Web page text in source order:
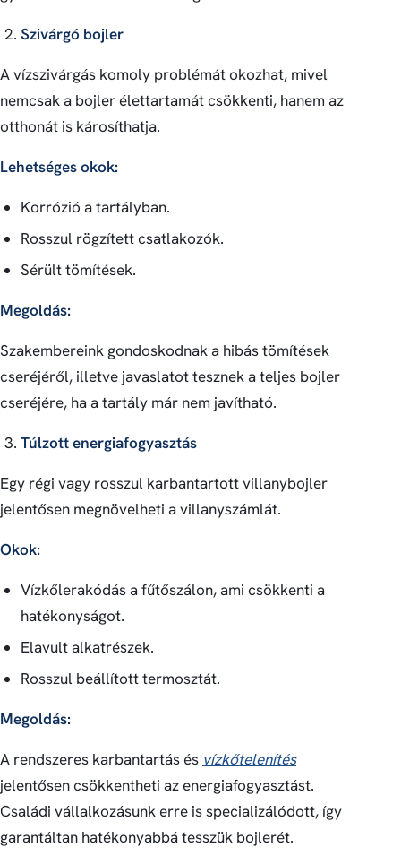
Szivárgó bojler
A vízszivárgás komoly problémát okozhat, mivel
nemcsak a bojler élettartamát csökkenti, hanem az
otthonát is károsíthatja.
Lehetséges okok:
Korrózió a tartályban.
Rosszul rögzített csatlakozók.
Sérült tömítések.
Megoldás:
Szakembereink gondoskodnak a hibás tömítések
cseréjéről, illetve javaslatot tesznek a teljes bojler
cseréjére, ha a tartály már nem javítható.
Túlzott energiafogyasztás
Egy régi vagy rosszul karbantartott villanybojler
jelentősen megnövelheti a villanyszámlát.
Okok:
Vízkőlerakódás a fűtőszálon, ami csökkenti a
hatékonyságot.
Elavult alkatrészek.
Rosszul beállított termosztát.
Megoldás:
A rendszeres karbantartás és vízkőtelenítés
jelentősen csökkentheti az energiafogyasztást.
Családi vállalkozásunk erre is specializálódott, így
garantáltan hatékonyabbá tesszük bojlerét.